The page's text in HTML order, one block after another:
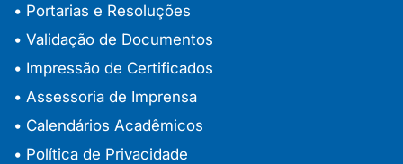
• Portarias e Resoluções
• Validação de Documentos
• Impressão de Certificados
• Assessoria de Imprensa
• Calendários Acadêmicos
• Política de Privacidade